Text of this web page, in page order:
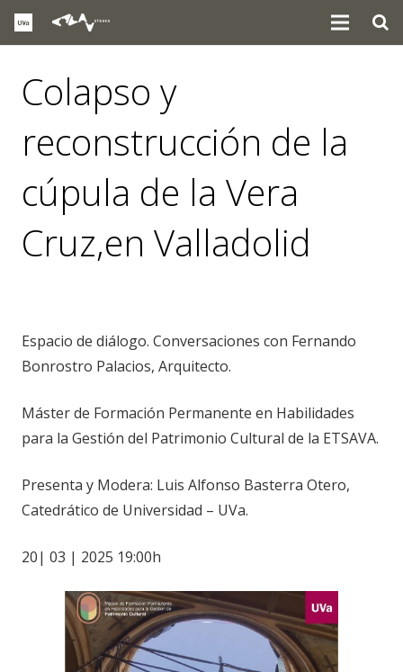
Colapso y
reconstrucción de la
cúpula de la Vera
Cruz,en Valladolid
Espacio de diálogo. Conversaciones con Fernando
Bonrostro Palacios, Arquitecto.
Máster de Formación Permanente en Habilidades
para la Gestión del Patrimonio Cultural de la ETSAVA.
Presenta y Modera: Luis Alfonso Basterra Otero,
Catedrático de Universidad – UVa.
20| 03 | 2025 19:00h